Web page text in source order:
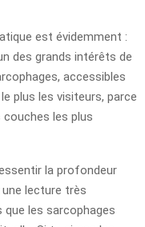
est évidemment :
des grands intérêts de
accessibles
plus les visiteurs, parce
couches les plus
la profondeur
lecture très
que les sarcophages